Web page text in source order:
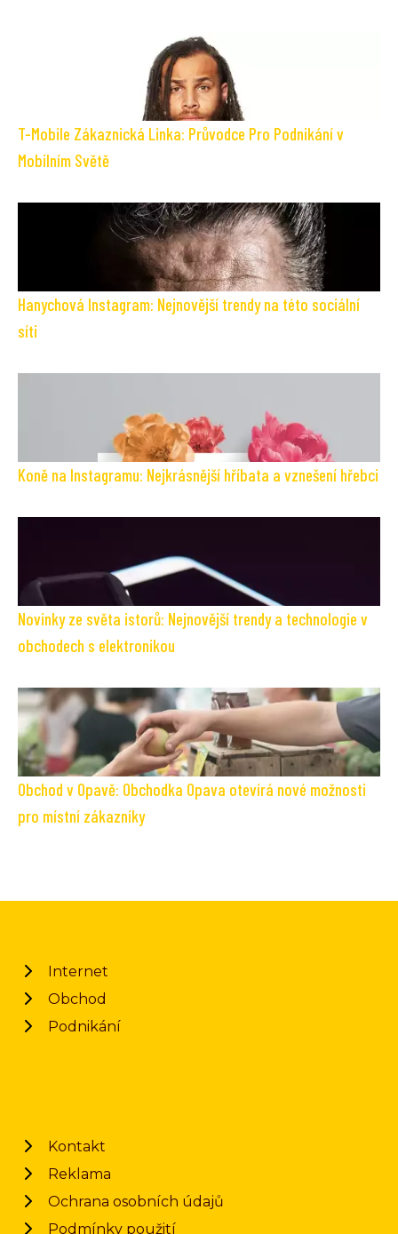
T-Mobile Zákaznická Linka: Průvodce Pro Podnikání v
Mobilním Světě
Hanychová Instagram: Nejnovější trendy na této sociální
síti
Koně na Instagramu: Nejkrásnější hříbata a vznešení hřebci
Novinky ze světa istorů: Nejnovější trendy a technologie v
obchodech s elektronikou
Obchod v Opavě: Obchodka Opava otevírá nové možnosti
pro místní zákazníky
Internet
Obchod
Podnikání
Kontakt
Reklama
Ochrana osobních údajů
Podmínky použití